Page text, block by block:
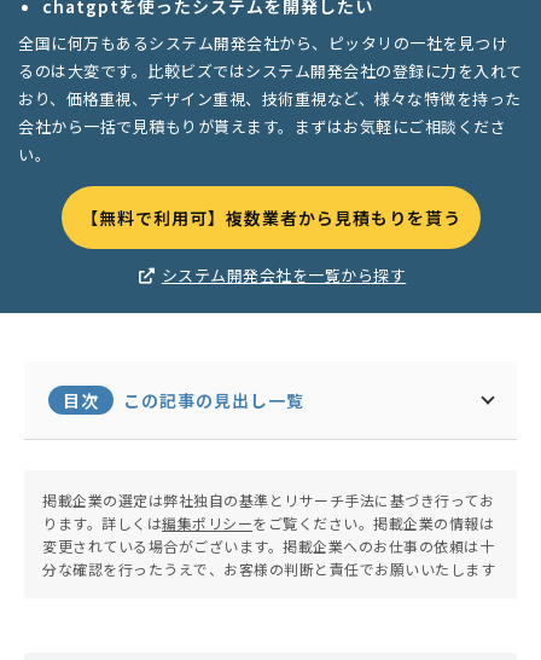
chatgptを使ったシステムを開発したい
全国に何万もあるシステム開発会社から、ピッタリの一社を見つけ
るのは大変です。比較ビズではシステム開発会社の登録に力を入れて
おり、価格重視、デザイン重視、技術重視など、様々な特徴を持った
会社から一括で見積もりが貰えます。まずはお気軽にご相談くださ
い。
【無料で利用可】複数業者から見積もりを貰う
システム開発会社を一覧から探す
目次 この記事の見出し一覧
掲載企業の選定は弊社独自の基準とリサーチ手法に基づき行ってお
ります。詳しくは編集ポリシーをご覧ください。掲載企業の情報は
変更されている場合がございます。掲載企業へのお仕事の依頼は十
分な確認を行ったうえで、お客様の判断と責任でお願いいたします